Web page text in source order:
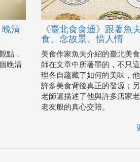
晚清
點，
晚清
《臺北食食通》跟著魚
食、念故景、惜人情
美食作家魚夫介紹的臺北美
師在文章中所著墨的，不只
理各自蘊藏了如何的美味，
許多美食背後真正的發源；
老師還描述了他與許多店家
老友般的真心交陪。